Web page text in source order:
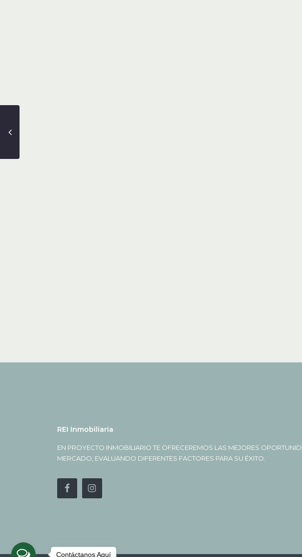
REI Inmobiliaria
EN PROYECTO INMOBILIARIO TE OFRECEREMOS LAS MEJORES
MERCADO, EVALUANDO DIFERENTES FACTORES PARA SU ÉXITO.
Contáctanos Aquí